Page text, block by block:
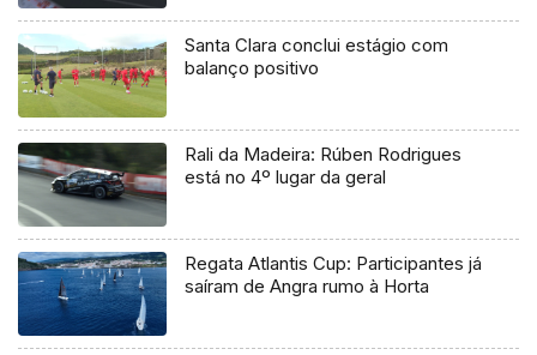
Santa Clara conclui estágio com
balanço positivo
Rali da Madeira: Rúben Rodrigues
está no 4º lugar da geral
Regata Atlantis Cup: Participantes já
saíram de Angra rumo à Horta